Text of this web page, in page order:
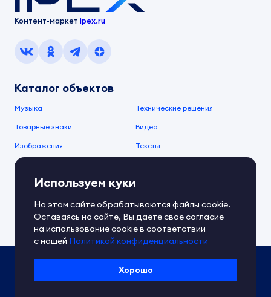
Контент-маркет ipex.ru
Каталог объектов
Музыка Технические решения
Товарные знаки Видео
Изображения Тексты
О компании
О сервисе
Документы IPEX Справочный центр
Контакты Обратная связь
Политика IPEX по обработке ПД
Условия использования платформы
Используем куки
На этом сайте обрабатываются файлы cookie.
Оставаясь на сайте, Вы даёте своё согласие
на использование cookie в соответствии
с нашей Политикой конфиденциальности
Хорошо